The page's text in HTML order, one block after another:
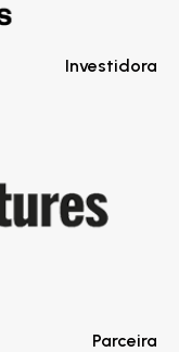
Investidora
Parceira